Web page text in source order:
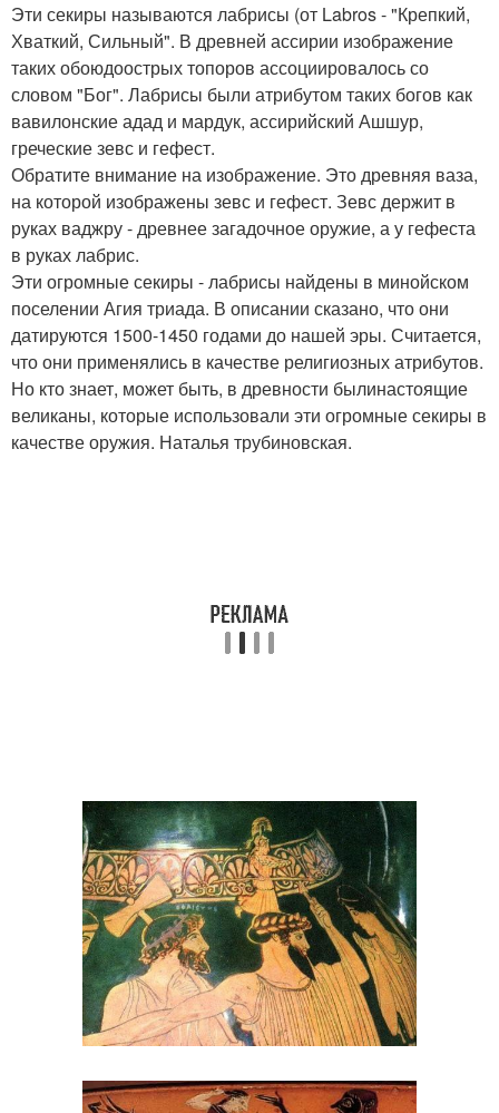
Эти секиры называются лабрисы (от Labros - "Крепкий,
Хваткий, Сильный". В древней ассирии изображение
таких обоюдоострых топоров ассоциировалось со
словом "Бог". Лабрисы были атрибутом таких богов как
вавилонские адад и мардук, ассирийский Ашшур,
греческие зевс и гефест.
Обратите внимание на изображение. Это древняя ваза,
на которой изображены зевс и гефест. Зевс держит в
руках ваджру - древнее загадочное оружие, а у гефеста
в руках лабрис.
Эти огромные секиры - лабрисы найдены в минойском
поселении Агия триада. В описании сказано, что они
датируются 1500-1450 годами до нашей эры. Считается,
что они применялись в качестве религиозных атрибутов.
Но кто знает, может быть, в древности былинастоящие
великаны, которые использовали эти огромные секиры в
качестве оружия. Наталья трубиновская.